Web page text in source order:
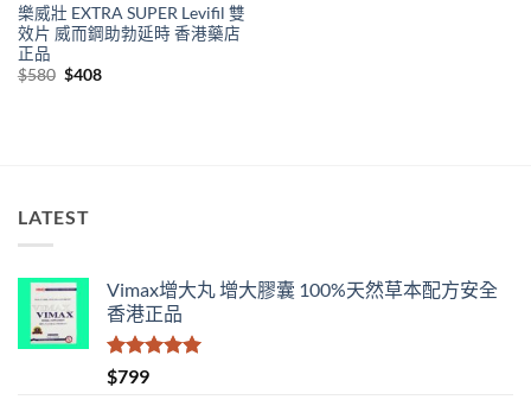
樂威壯 EXTRA SUPER Levifil 雙
效片 威而鋼助勃延時 香港藥店
正品
$580 Original
$408Current
LATEST
Vimax增大丸 增大膠囊 100%天然草本配方安全
香港正品
評分
滿分 5
$799